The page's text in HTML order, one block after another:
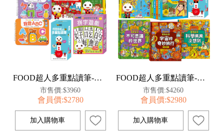
FOOD超人多重點讀筆-語言發展組
市售價:$3960
會員價:$2780
FOOD超人多重點讀筆-科學百科組
市售價:$4260
會員價:$2980